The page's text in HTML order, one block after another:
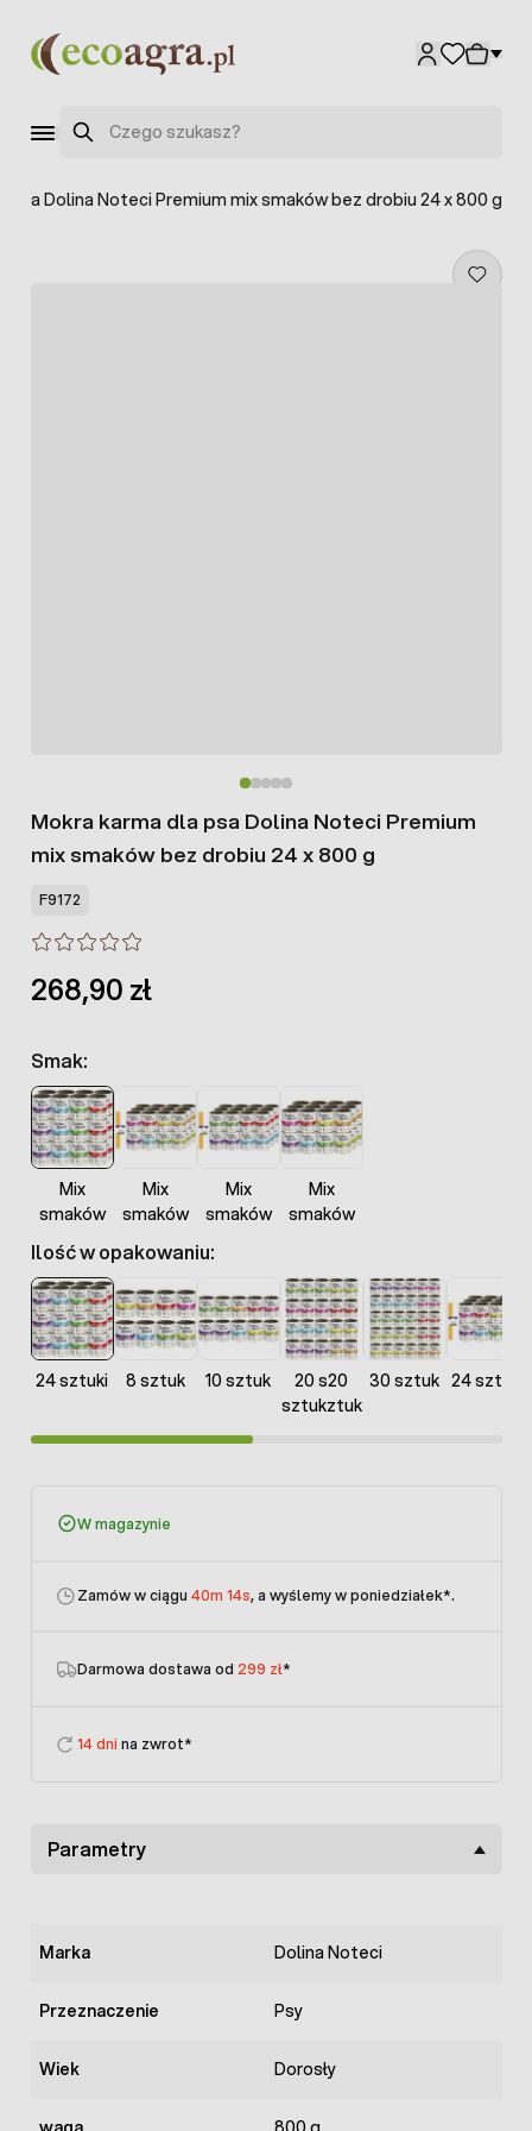
Szukaj
psa Dolina Noteci Premium mix smaków bez drobiu 24 x 800 g
Mokra karma dla psa Dolina Noteci Premium
mix smaków bez drobiu 24 x 800 g
F9172
268,90 zł
Smak:
Mix
smaków
Mix
smaków
Mix
smaków
Mix
smaków
Ilość w opakowaniu:
24 sztuki 8 sztuk 10 sztuk
20 s20
sztukztuk
30 sztuk 24 sztuki
W magazynie
Zamów w ciągu 40m 14s, a wyślemy w poniedziałek*.
Darmowa dostawa od 299 zł*
14 dni na zwrot*
Parametry
Marka Dolina Noteci
Przeznaczenie Psy
Wiek Dorosły